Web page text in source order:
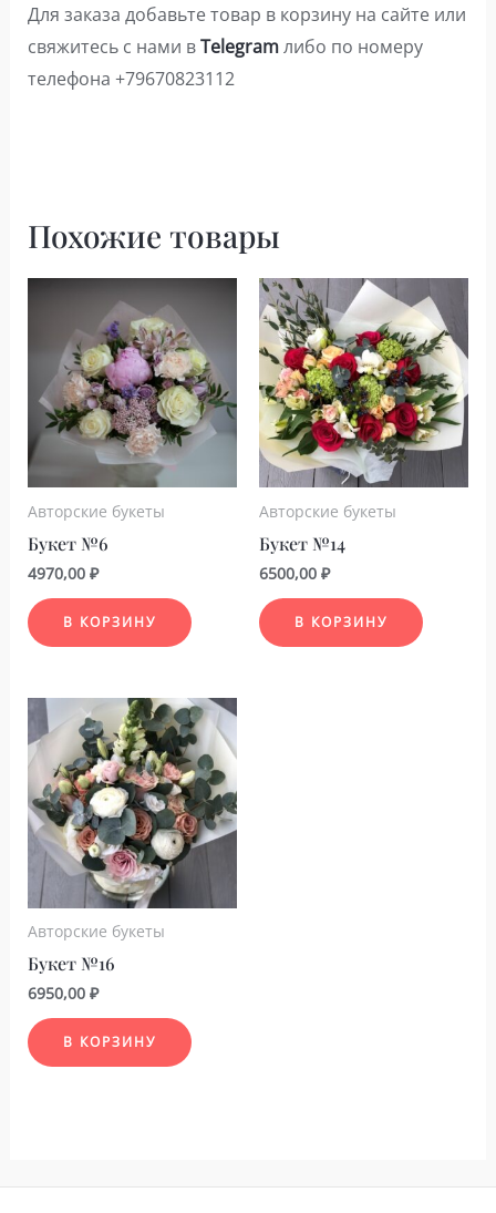
Для заказа добавьте товар в корзину на сайте или
свяжитесь с нами вTelegramлибо по номеру
телефона +79670823112
Похожие товары
Авторские букеты
Букет №6
4970,00 ₽
В КОРЗИНУ
Авторские букеты
Букет №14
6500,00 ₽
В КОРЗИНУ
Авторские букеты
Букет №16
6950,00 ₽
В КОРЗИНУ